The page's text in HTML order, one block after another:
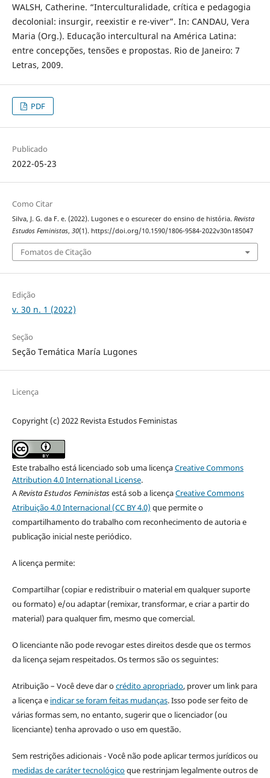
WALSH, Catherine. “Interculturalidade, crítica e pedagogia
decolonial: insurgir, reexistir e re-viver”. In: CANDAU, Vera
Maria (Org.). Educação intercultural na América Latina:
entre concepções, tensões e propostas. Rio de Janeiro: 7
Letras, 2009.
PDF
Publicado
2022-05-23
Como Citar
Silva, J. G. da F. e. (2022). Lugones e o escurecer do ensino de história. Revista
Estudos Feministas, 30(1). https://doi.org/10.1590/1806-9584-2022v30n185047
Fomatos de Citação
Edição
v. 30 n. 1 (2022)
Seção
Seção Temática María Lugones
Licença
Copyright (c) 2022 Revista Estudos Feministas
Este trabalho está licenciado sob uma licençaCreative Commons
Attribution 4.0 International License.
ARevista Estudos Feministasestá sob a licençaCreative Commons
Atribuição 4.0 Internacional (CC BY 4.0) que permite o
compartilhamento do trabalho com reconhecimento de autoria e
publicação inicial neste periódico.
A licença permite:
Compartilhar (copiar e redistribuir o material em qualquer suporte
ou formato) e/ou adaptar (remixar, transformar, e criar a partir do
material) para qualquer fim, mesmo que comercial.
O licenciante não pode revogar estes direitos desde que os termos
da licença sejam respeitados. Os termos são os seguintes:
Atribuição – Você deve dar ocrédito apropriado, prover um link para
a licença e indicar se foram feitas mudanças. Isso pode ser feito de
várias formas sem, no entanto, sugerir que o licenciador (ou
licenciante) tenha aprovado o uso em questão.
Sem restrições adicionais - Você não pode aplicar termos jurídicos ou
medidas de caráter tecnológicoque restrinjam legalmente outros de